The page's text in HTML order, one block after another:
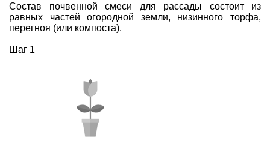
Состав почвенной смеси для рассады состоит из
равных частей огородной земли, низинного торфа,
перегноя (или компоста).
Шаг 1